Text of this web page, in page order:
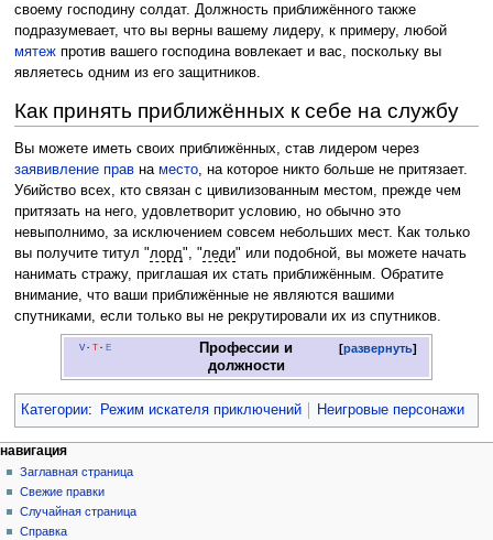
своему господину солдат. Должность приближённого также
подразумевает, что вы верны вашему лидеру, к примеру, любой
мятежпротив вашего господина вовлекает и вас, поскольку вы
являетесь одним из его защитников.
Как принять приближённых к себе на службу
Вы можете иметь своих приближённых, став лидером через
заявивление правна место, на которое никто больше не притязает.
Убийство всех, кто связан с цивилизованным местом, прежде чем
притязать на него, удовлетворит условию, но обычно это
невыполнимо, за исключением совсем небольших мест. Как только
вы получите титул "лорд", "леди" или подобной, вы можете начать
нанимать стражу, приглашая их стать приближённым. Обратите
внимание, что ваши приближённые не являются вашими
спутниками, если только вы не рекрутировали их из спутников.
развернуть
V·T · E
Профессии и
должности
Категории: Режим искателя приключений Неигровые персонажи
Н
а
в
и
действия на странице
статья
обсуждение
читать
просмотр
персональные инструменты
создать
учётную
запись
войти
навигация
Заглавная страница
Свежие правки
Случайная страница
Справка